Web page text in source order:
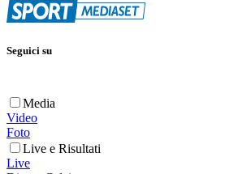
Seguici su
Media
Video
Foto
Live e Risultati
Live